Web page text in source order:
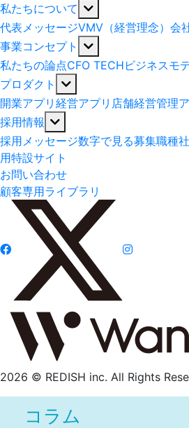
私たちについて
代表メッセージVMV（経営理念） 会
事業コンセプト
私たちの論点CFO TECH ビジネスモ
プロダクト
開業アプリ 経営アプリ 店舗経営管理
採用情報
採用メッセージ数字で見る募集職種
用特設サイト
お問い合わせ
顧客専用ライブラリ
2026 © REDISH inc. All Rights
コラム